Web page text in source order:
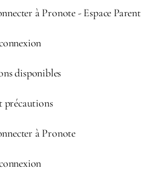
à Pronote - Espace Parent
disponibles
précautions
à Pronote